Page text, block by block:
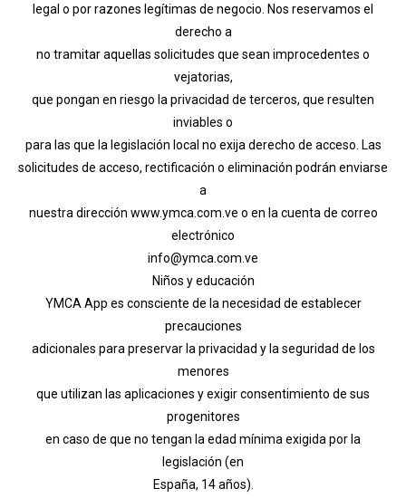
legal o por razones legítimas de negocio. Nos reservamos el
derecho a
no tramitar aquellas solicitudes que sean improcedentes o
vejatorias,
que pongan en riesgo la privacidad de terceros, que resulten
inviables o
para las que la legislación local no exija derecho de acceso. Las
solicitudes de acceso, rectificación o eliminación podrán enviarse
a
nuestra dirección www.ymca.com.ve o en la cuenta de correo
electrónico
info@ymca.com.ve
Niños y educación
YMCA App es consciente de la necesidad de establecer
precauciones
adicionales para preservar la privacidad y la seguridad de los
menores
que utilizan las aplicaciones y exigir consentimiento de sus
progenitores
en caso de que no tengan la edad mínima exigida por la
legislación (en
España, 14 años).